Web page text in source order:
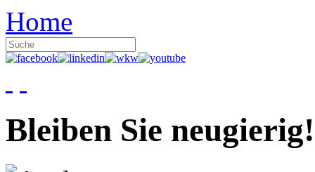
Home
Bleiben Sie neugierig!